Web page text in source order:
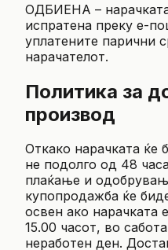
ОДБИЕНА –
испратена преку е-
уплатените парични
нарачателот.
Политика за
производ
Откако нарачката
не подолго од 48
плаќање и
купопродажба ќе
освен ако нарачката
15.00 часот, во
неработен ден.